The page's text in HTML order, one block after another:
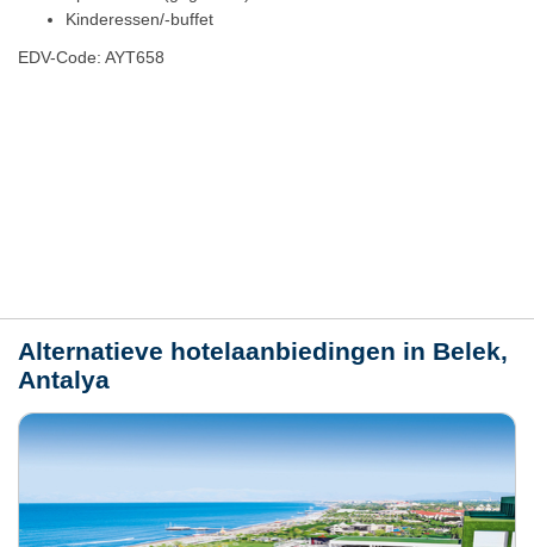
Kinderessen/-buffet
EDV-Code: AYT658
Alternatieve hotelaanbiedingen in Belek,
Antalya